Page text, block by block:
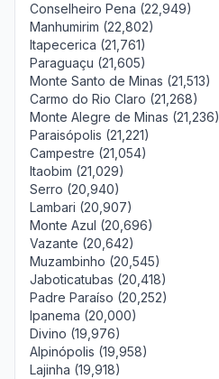
Conselheiro Pena (22,949)
Manhumirim (22,802)
Itapecerica (21,761)
Paraguaçu (21,605)
Monte Santo de Minas (21,513)
Carmo do Rio Claro (21,268)
Monte Alegre de Minas (21,236)
Paraisópolis (21,221)
Campestre (21,054)
Itaobim (21,029)
Serro (20,940)
Lambari (20,907)
Monte Azul (20,696)
Vazante (20,642)
Muzambinho (20,545)
Jaboticatubas (20,418)
Padre Paraíso (20,252)
Ipanema (20,000)
Divino (19,976)
Alpinópolis (19,958)
Lajinha (19,918)